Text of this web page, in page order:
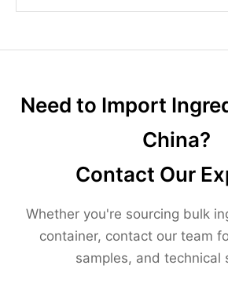
Need to Import
China?
Contact Our
Whether you're sourcing bulk
container, contact our team
samples, and technical